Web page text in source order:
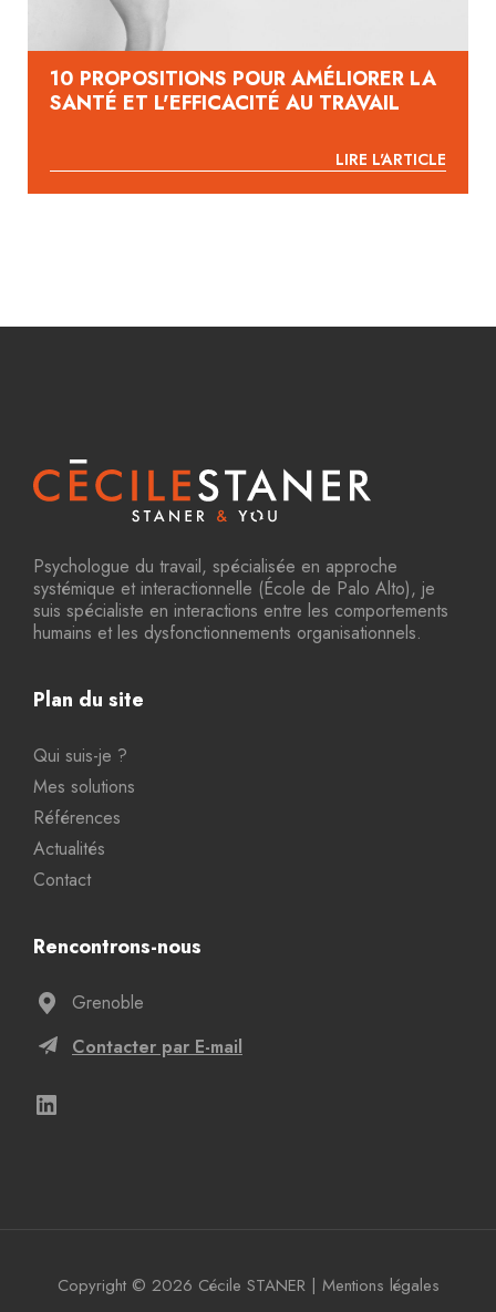
10 PROPOSITIONS POUR AMÉLIORER LA
SANTÉ ET L'EFFICACITÉ AU TRAVAIL
LIRE L'ARTICLE
Psychologue du travail, spécialisée en approche
systémique et interactionnelle (École de Palo Alto), je
suis spécialiste en interactions entre les comportements
humains et les dysfonctionnements organisationnels.
Plan du site
Qui suis-je ?
Mes solutions
Références
Actualités
Contact
Rencontrons-nous
Grenoble
Contacter par E-mail
Copyright © 2026 Cécile STANER| Mentions légales